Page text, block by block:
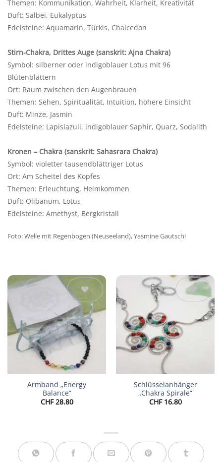
Themen: Kommunikation, Wahrheit, Klarheit, Kreativität
Duft: Salbei, Eukalyptus
Edelsteine: Aquamarin, Türkis, Chalcedon
Stirn-Chakra, Drittes Auge (sanskrit: Ajna Chakra)
Symbol: silberner oder indigoblauer Lotus mit 96
Blütenblättern
Ort: Raum zwischen den Augenbrauen
Themen: Sehen, Spiritualität, Intuition, höhere Einsicht
Duft: Minze, Jasmin
Edelsteine: Lapislazuli, indigoblauer Saphir, Quarz, Sodalith
Kronen – Chakra (sanskrit: Sahasrara Chakra)
Symbol: violetter tausendblättriger Lotus
Ort: Am Scheitel des Kopfes
Themen: Erleuchtung, Heimkommen
Duft: Olibanum, Lotus
Edelsteine: Amethyst, Bergkristall
Foto: Welle mit Regenbogen (Neuseeland), Yasmine Gautschi
Auf die
Wunschliste
Armband „Energy
Balance“
CHF28.80
Wunschliste
Schlüsselanhänger
„Chakra Spirale“
CHF16.80